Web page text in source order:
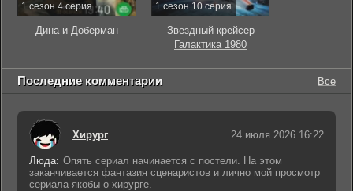
1 сезон 4 серия
Дина и Доберман
1 сезон 10 серия
Звездный крейсер
Галактика 1980
Последние комментарии Все
Хирург 24 июля 2026 16:22
Люда: Опять сериал начинается с постели. На этом
заканчивается фантазия сценаристов и лично мой просмотр
сериала якобы о хирурге.